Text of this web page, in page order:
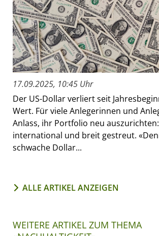
17.09.2025, 10:45 Uhr
Der US-Dollar verliert seit
Wert. Für viele Anlegerinnen und
Anlass, ihr Portfolio neu
international und breit gestreut.
schwache Dollar...
ALLE ARTIKEL ANZEIGEN
WEITERE ARTIKEL ZUM THEMA